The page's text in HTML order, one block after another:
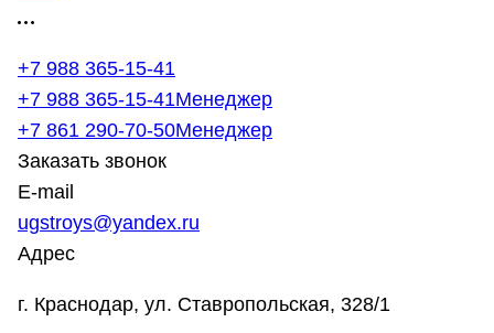
+7 988 365-15-41
+7 988 365-15-41Менеджер
+7 861 290-70-50Менеджер
Заказать звонок
E-mail
ugstroys@yandex.ru
Адрес
г. Краснодар, ул. Ставропольская, 328/1